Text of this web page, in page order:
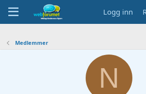
Logg inn
Medlemmer
N